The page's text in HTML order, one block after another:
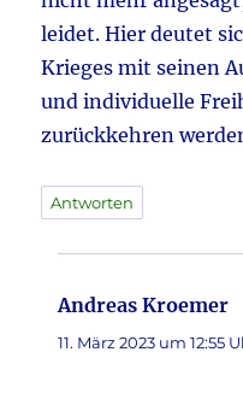
leidet. Hier deutet
Krieges mit seinen
und individuelle
zurückkehren
Antworten
Andreas Kroemer
11. März 2023 um 12:55